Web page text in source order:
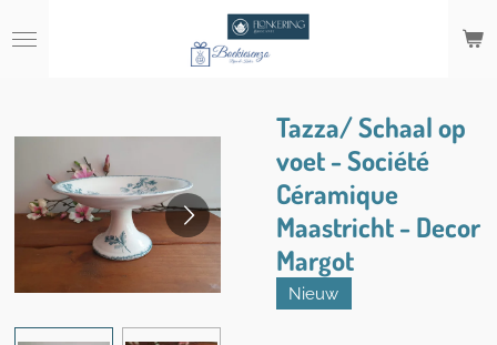
direct
Tazza/ Schaal op
voet - Société
Céramique
Maastricht - Decor
Margot
Nieuw